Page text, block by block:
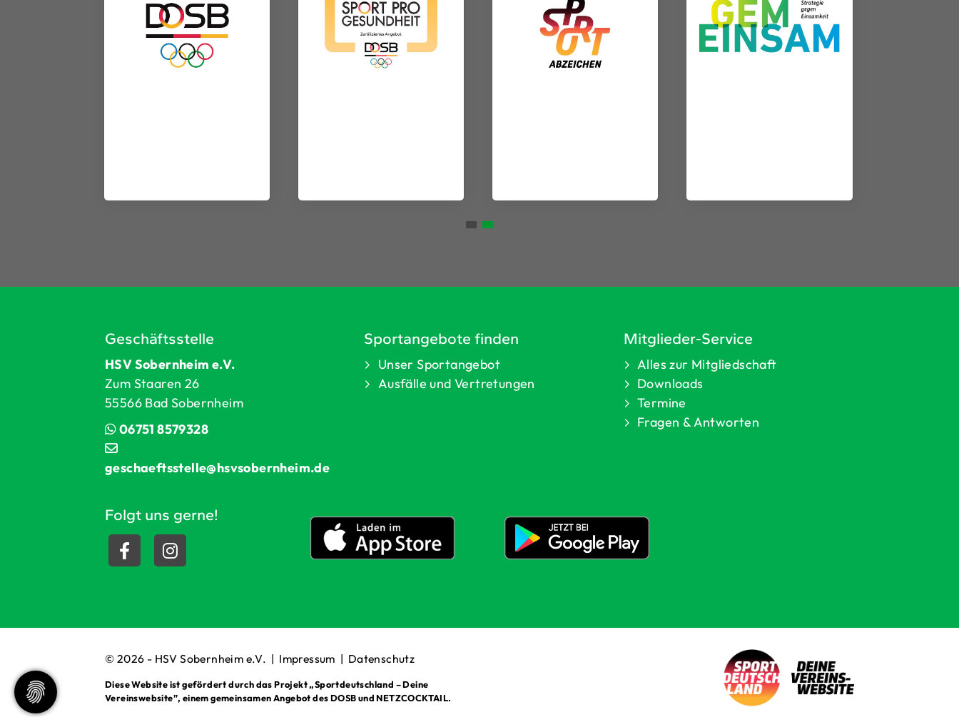
Geschäftsstelle
HSV Sobernheim e.V.
Zum Staaren 26
55566 Bad Sobernheim
06751 8579328
geschaeftsstelle@hsvsobernheim.de
Sportangebote finden
Unser Sportangebot
Ausfälle und Vertretungen
Mitglieder-Service
Alles zur Mitgliedschaft
Downloads
Termine
Fragen & Antworten
Folgt uns gerne!
© 2026 - HSV Sobernheim e.V. | Impressum | Datenschutz
Diese Website ist gefördert durch das Projekt„Sportdeutschland – Deine
Vereinswebsite”, einem gemeinsamen Angebot des DOSB und NETZCOCKTAIL.